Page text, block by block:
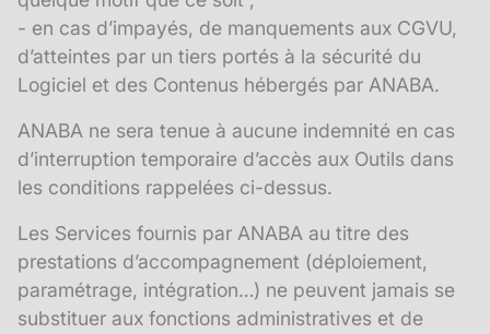
- en cas d’impayés, de manquements aux CGVU,
d’atteintes par un tiers portés à la sécurité du
Logiciel et des Contenus hébergés par ANABA.
ANABA ne sera tenue à aucune indemnité en cas
d’interruption temporaire d’accès aux Outils dans
les conditions rappelées ci-dessus.
Les Services fournis par ANABA au titre des
prestations d’accompagnement (déploiement,
paramétrage, intégration…) ne peuvent jamais se
substituer aux fonctions administratives et de